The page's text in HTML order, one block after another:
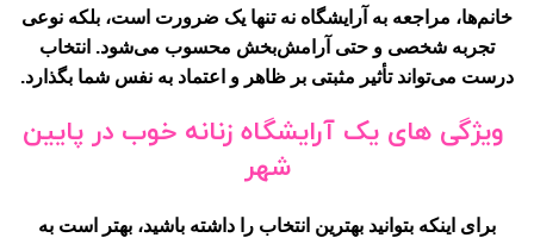
خانم‌ها، مراجعه به آرایشگاه نه تنها یک ضرورت است، بلکه نوعی
تجربه شخصی و حتی آرامش‌بخش محسوب می‌شود. انتخاب
درست می‌تواند تأثیر مثبتی بر ظاهر و اعتماد به نفس شما بگذارد.
ویژگی های یک آرایشگاه زنانه خوب در پایین
شهر
برای اینکه بتوانید بهترین انتخاب را داشته باشید، بهتر است به